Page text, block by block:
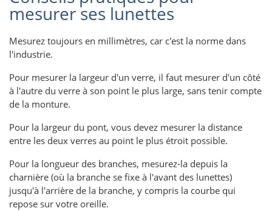
mesurer ses lunettes
Mesurez toujours en millimètres, car c'est la norme dans
l'industrie.
Pour mesurer la largeur d'un verre, il faut mesurer d'un côté
à l'autre du verre à son point le plus large, sans tenir compte
de la monture.
Pour la largeur du pont, vous devez mesurer la distance
entre les deux verres au point le plus étroit possible.
Pour la longueur des branches, mesurez-la depuis la
charnière (où la branche se fixe à l'avant des lunettes)
jusqu'à l'arrière de la branche, y compris la courbe qui
repose sur votre oreille.